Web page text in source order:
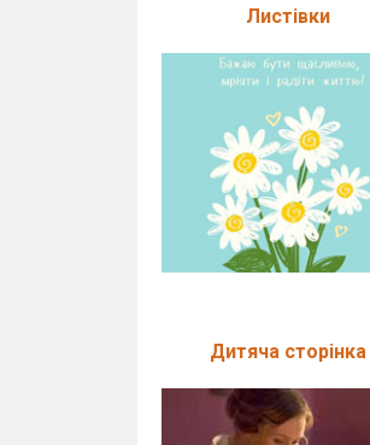
Листівки
Дитяча сторінка